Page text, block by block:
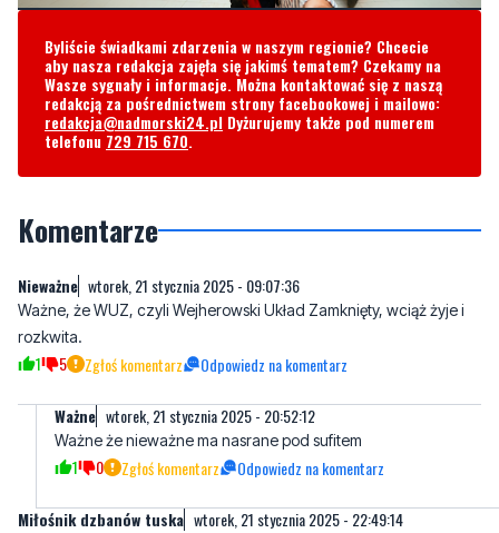
Byliście świadkami zdarzenia w naszym regionie? Chcecie
aby nasza redakcja zajęła się jakimś tematem? Czekamy na
Wasze sygnały i informacje. Można kontaktować się z naszą
redakcją za pośrednictwem strony facebookowej i mailowo:
redakcja@nadmorski24.pl Dyżurujemy także pod numerem
telefonu 729 715 670.
Komentarze
Nieważne wtorek, 21 stycznia 2025 - 09:07:36
Ważne, że WUZ, czyli Wejherowski Układ Zamknięty, wciąż żyje i
rozkwita.
1 5 Zgłoś komentarz Odpowiedz na komentarz
Ważne wtorek, 21 stycznia 2025 - 20:52:12
Ważne że nieważne ma nasrane pod sufitem
1 0 Zgłoś komentarz Odpowiedz na komentarz
Miłośnik dzbanów tuska wtorek, 21 stycznia 2025 - 22:49:14